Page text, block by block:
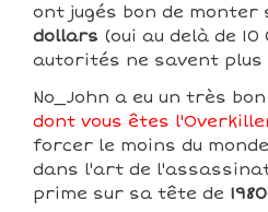
ont jugés bon de monter
dollars (oui au delà de
autorités ne savent plus
No_John a eu un très
dont vous êtes
forcer le moins du
dans l'art de
prime sur sa tête de